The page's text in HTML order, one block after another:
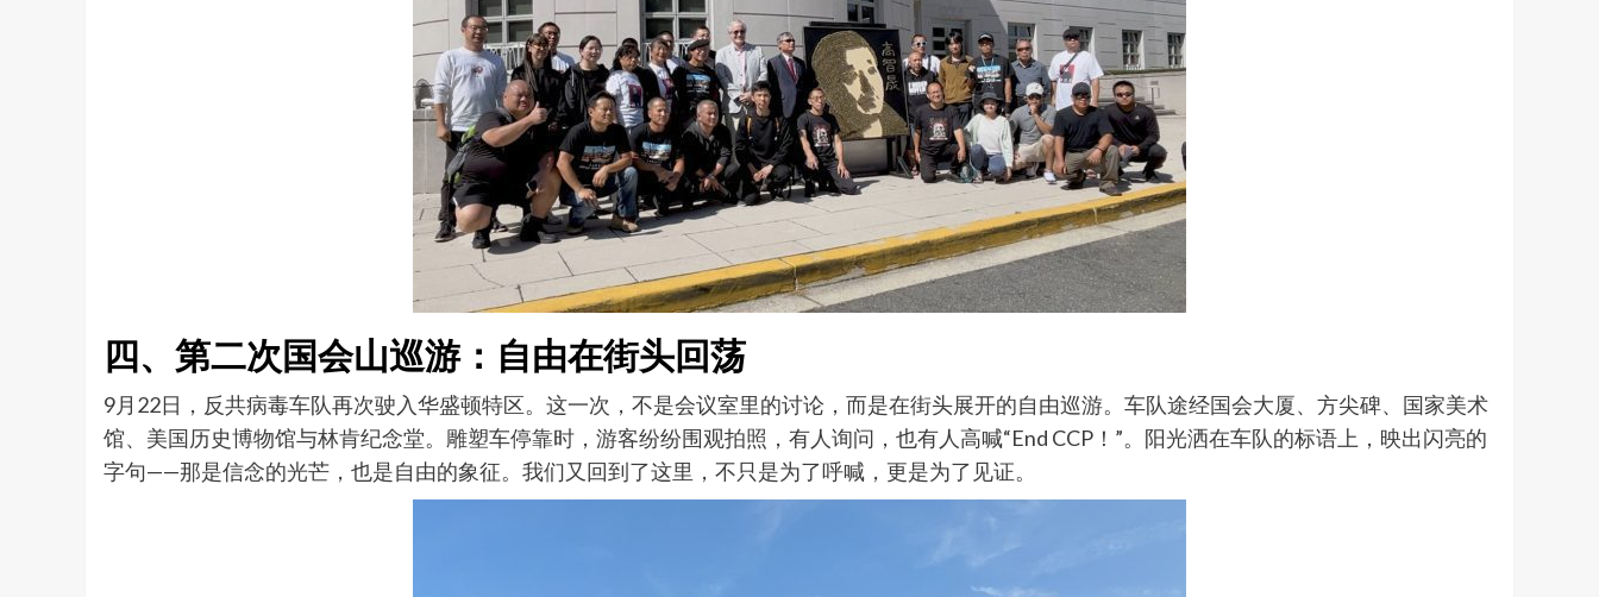
四、第二次国会山巡游：自由在街头回荡
9月22日，反共病毒车队再次驶入华盛顿特区。这一次，不是会议室里的讨论，而是在街头展开的自由巡游。车队途经国会大厦、方尖碑、国家美术
馆、美国历史博物馆与林肯纪念堂。雕塑车停靠时，游客纷纷围观拍照，有人询问，也有人高喊“End CCP！”。阳光洒在车队的标语上，映出闪亮的
字句——那是信念的光芒，也是自由的象征。我们又回到了这里，不只是为了呼喊，更是为了见证。